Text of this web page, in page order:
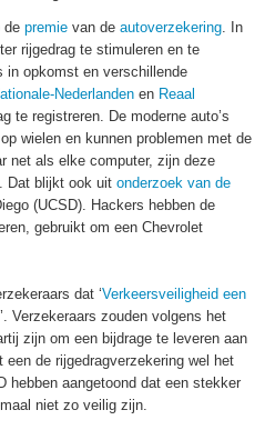
de premie van de autoverzekering. In
rijgedrag te stimuleren en te
in opkomst en verschillende
Nederlanden en Reaal
te registreren. De moderne auto’s
wielen en kunnen problemen met de
net als elke computer, zijn deze
Dat blijkt ook uit onderzoek van de
(UCSD). Hackers hebben de
gebruikt om een Chevrolet
dat ‘Verkeersveiligheid een
’. Verzekeraars zouden volgens het
zijn om een bijdrage te leveren aan
de rijgedragverzekering wel het
hebben aangetoond dat een stekker
niet zo veilig zijn.